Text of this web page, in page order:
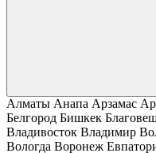
Алматы Анапа Арзамас
Белгород Бишкек
Владивосток Владимир
Вологда Воронеж